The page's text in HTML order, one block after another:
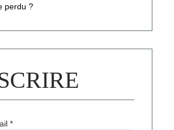
perdu ?
*Obligatoire